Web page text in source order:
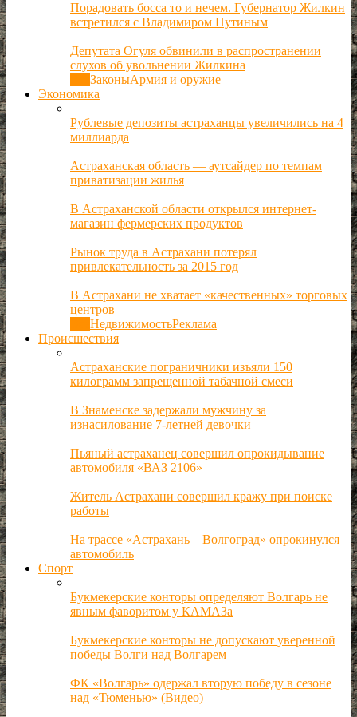
Порадовать босса то и нечем. Губернатор Жилкин
встретился с Владимиром Путиным
Депутата Огуля обвинили в распространении
слухов об увольнении Жилкина
ЗаконыАрмия и оружие
Экономика
Рублевые депозиты астраханцы увеличились на 4
миллиарда
Астраханская область — аутсайдер по темпам
приватизации жилья
В Астраханской области открылся интернет-
магазин фермерских продуктов
Рынок труда в Астрахани потерял
привлекательность за 2015 год
В Астрахани не хватает «качественных» торговых
центров
НедвижимостьРеклама
Происшествия
Астраханские пограничники изъяли 150
килограмм запрещенной табачной смеси
В Знаменске задержали мужчину за
изнасилование 7-летней девочки
Пьяный астраханец совершил опрокидывание
автомобиля «ВАЗ 2106»
Житель Астрахани совершил кражу при поиске
работы
На трассе «Астрахань – Волгоград» опрокинулся
автомобиль
Спорт
Букмекерские конторы определяют Волгарь не
явным фаворитом у КАМАЗа
Букмекерские конторы не допускают уверенной
победы Волги над Волгарем
ФК «Волгарь» одержал вторую победу в сезоне
над «Тюменью» (Видео)